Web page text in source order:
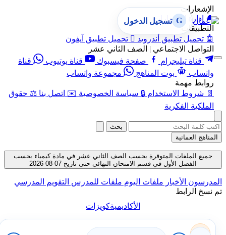
الإشعارات
🔔 إدارة الإشعارات
التطبيقات
🤖 تحميل تطبيق أندرويد  تحميل تطبيق آيفون
التواصل الاجتماعي | الصف الثاني عشر
قناة تيليجرام
صفحة فيسبوك قناة يوتيوب
قناة
واتساب
بوت المناهج
مجموعة واتساب
روابط مهمة
📄 شروط الاستخدام 🔒 سياسة الخصوصية ✉️ اتصل بنا ⚖️ حقوق
الملكية الفكرية
G تسجيل الدخول
بحث
المناهج العمانية
جميع الملفات المتوفرة بحسب الصف الثاني عشر في مادة كيمياء بحسب
الفصل الأول في قسم الامتحان النهائي حتى تاريخ 07-08-2026
المدرسون الأخبار ملفات اليوم ملفات للمدرس التقويم المدرسي
تم نسخ الرابط
الأكاديميةكويزات